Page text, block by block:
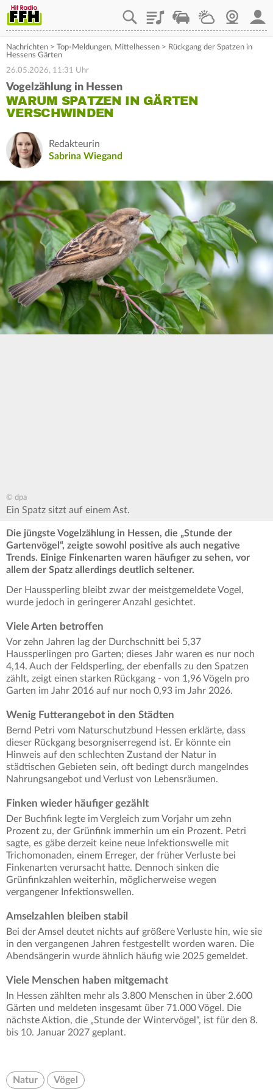
PlaylistStaupilotWetterWebcam
Nachrichten > Top-Meldungen, Mittelhessen > Rückgang der Spatzen in
Hessens Gärten
26.05.2026, 11:31 Uhr
Vogelzählung in Hessen
WARUM SPATZEN IN GÄRTEN
VERSCHWINDEN
Redakteurin
Sabrina Wiegand
© dpa
Ein Spatz sitzt auf einem Ast.
Die jüngste Vogelzählung in Hessen, die „Stunde der
Gartenvögel“, zeigte sowohl positive als auch negative
Trends. Einige Finkenarten waren häufiger zu sehen, vor
allem der Spatz allerdings deutlich seltener.
Der Haussperling bleibt zwar der meistgemeldete Vogel,
wurde jedoch in geringerer Anzahl gesichtet.
Viele Arten betroffen
Vor zehn Jahren lag der Durchschnitt bei 5,37
Haussperlingen pro Garten; dieses Jahr waren es nur noch
4,14. Auch der Feldsperling, der ebenfalls zu den Spatzen
zählt, zeigt einen starken Rückgang - von 1,96 Vögeln pro
Garten im Jahr 2016 auf nur noch 0,93 im Jahr 2026.
Wenig Futterangebot in den Städten
Bernd Petri vom Naturschutzbund Hessen erklärte, dass
dieser Rückgang besorgniserregend ist. Er könnte ein
Hinweis auf den schlechten Zustand der Natur in
städtischen Gebieten sein, oft bedingt durch mangelndes
Nahrungsangebot und Verlust von Lebensräumen.
Finken wieder häufiger gezählt
Der Buchfink legte im Vergleich zum Vorjahr um zehn
Prozent zu, der Grünfink immerhin um ein Prozent. Petri
sagte, es gäbe derzeit keine neue Infektionswelle mit
Trichomonaden, einem Erreger, der früher Verluste bei
Finkenarten verursacht hatte. Dennoch sinken die
Grünfinkzahlen weiterhin, möglicherweise wegen
vergangener Infektionswellen.
Amselzahlen bleiben stabil
Bei der Amsel deutet nichts auf größere Verluste hin, wie sie
in den vergangenen Jahren festgestellt worden waren. Die
Abendsängerin wurde ähnlich häufig wie 2025 gemeldet.
Viele Menschen haben mitgemacht
In Hessen zählten mehr als 3.800 Menschen in über 2.600
Gärten und meldeten insgesamt über 71.000 Vögel. Die
nächste Aktion, die „Stunde der Wintervögel“, ist für den 8.
bis 10. Januar 2027 geplant.
Natur Vögel